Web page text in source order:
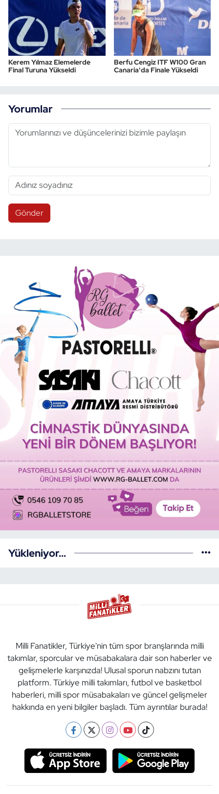
Kerem Yılmaz Elemelerde
Final Turuna Yükseldi
Berfu Cengiz ITF W100 Gran
Canaria'da Finale Yükseldi
Yorumlar
Gönder
Yükleniyor...
Milli Fanatikler, Türkiye'nin tüm spor branşlarında milli
takımlar, sporcular ve müsabakalara dair son haberler ve
gelişmelerle karşınızda! Ulusal sporun nabzını tutan
platform. Türkiye milli takımları, futbol ve basketbol
haberleri, milli spor müsabakaları ve güncel gelişmeler
hakkında en yeni bilgiler başladı. Tüm ayrıntılar burada!